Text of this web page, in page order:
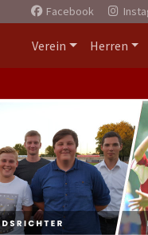
Facebook
Verein Herren